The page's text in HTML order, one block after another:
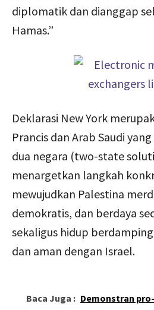
diplomatik dan dianggap
Hamas.”
Deklarasi New York
Prancis dan Arab Saudi
dua negara (two-state
menargetkan langkah
mewujudkan Palestina
demokratis, dan berdaya
sekaligus hidup
dan aman dengan Israel.
Baca Juga : Demonstran